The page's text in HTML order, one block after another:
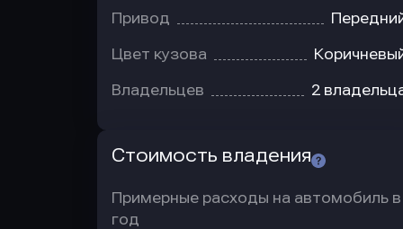
Привод
Цвет кузова
Владельцев 2
Стоимость владения
Примерные расходы на автомобиль в
год